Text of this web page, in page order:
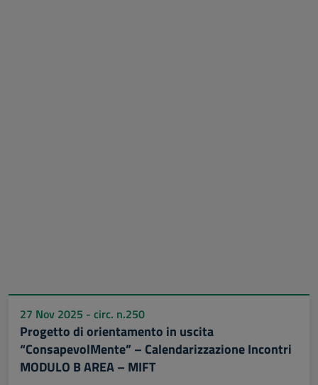
27 Nov 2025 - circ. n.250
Progetto di orientamento in uscita
“ConsapevolMente” – Calendarizzazione Incontri
MODULO B AREA – MIFT